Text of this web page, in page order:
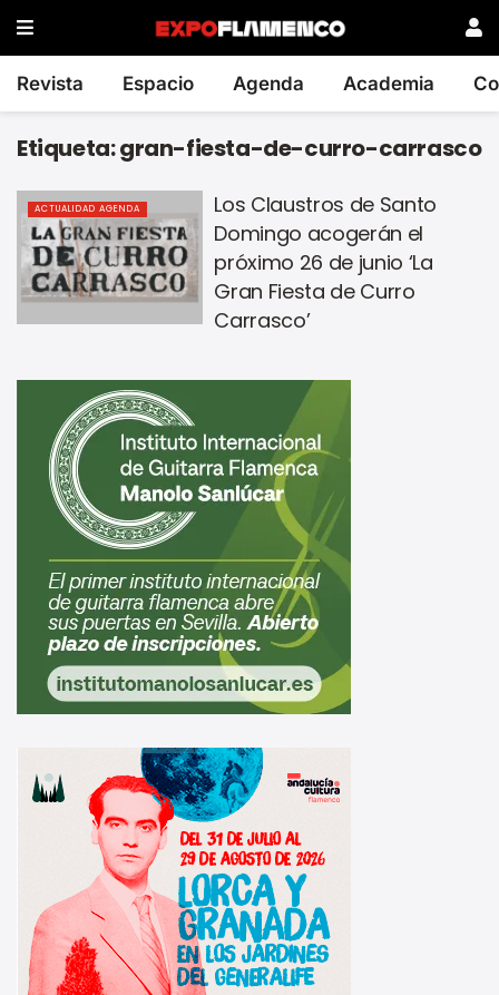
Revista Espacio Agenda Academia
Etiqueta:gran-fiesta-de-curro-carrasco
ACTUALIDAD AGENDA
Los Claustros de Santo
Domingo acogerán el
próximo 26 de junio ‘La
Gran Fiesta de Curro
Carrasco’